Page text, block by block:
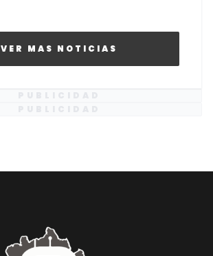
VER MAS NOTICIAS